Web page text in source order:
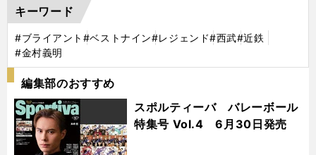
キーワード
#ブライアント #ベストナイン#レジェンド#西武#近鉄
#金村義明
編集部のおすすめ
スポルティーバ バレーボール
特集号 Vol.4 6月30日発売